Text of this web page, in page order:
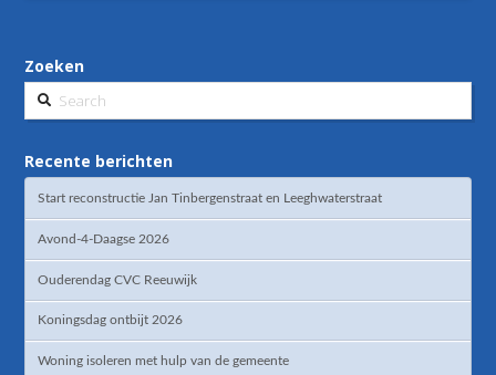
Zoeken
Search
Recente berichten
Start reconstructie Jan Tinbergenstraat en Leeghwaterstraat
Avond-4-Daagse 2026
Ouderendag CVC Reeuwijk
Koningsdag ontbijt 2026
Woning isoleren met hulp van de gemeente